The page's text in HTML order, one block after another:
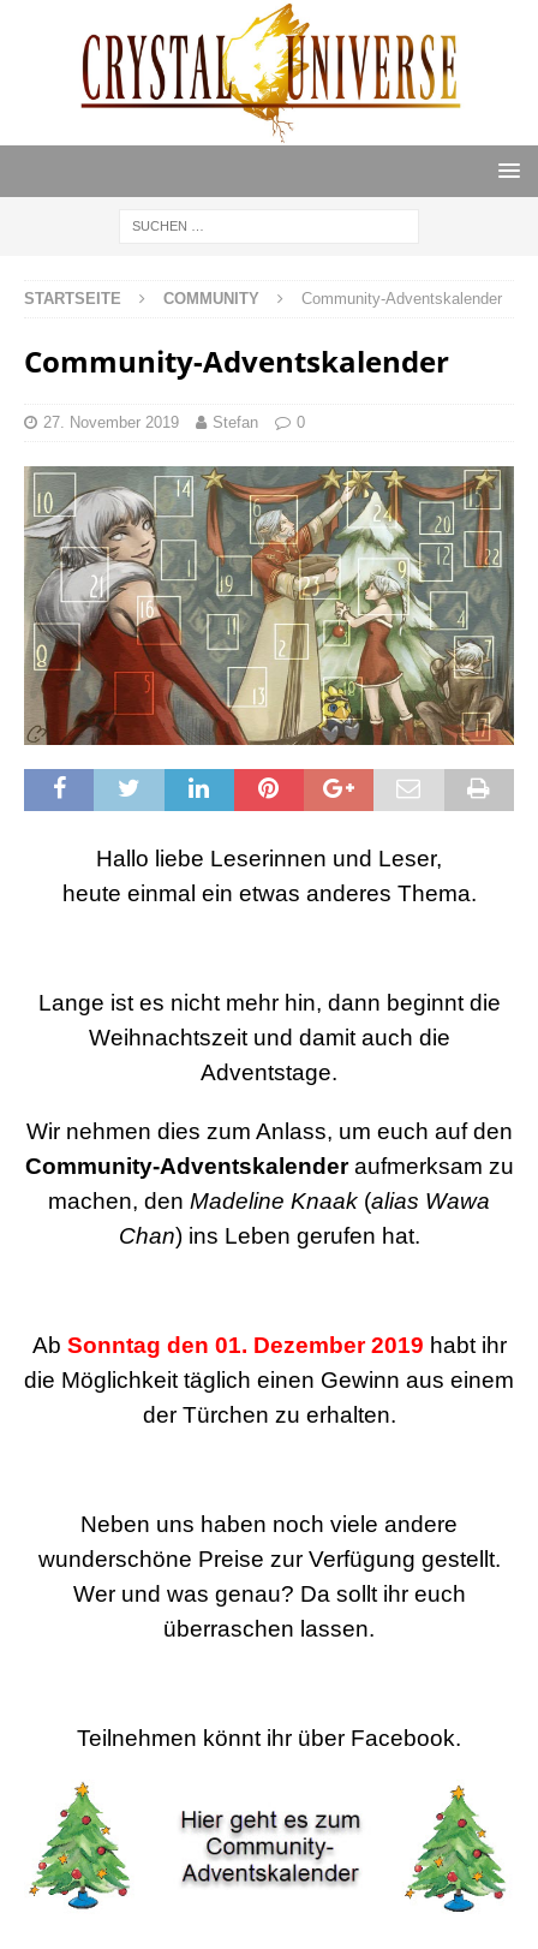
STARTSEITE COMMUNITY Community-Adventskalender
Community-Adventskalender
27. November 2019 Stefan 0
Hallo liebe Leserinnen und Leser,
heute einmal ein etwas anderes Thema.
Lange ist es nicht mehr hin, dann beginnt die
Weihnachtszeit und damit auch die
Adventstage.
Wir nehmen dies zum Anlass, um euch auf den
Community-Adventskalenderaufmerksam zu
machen, den Madeline Knaak (alias Wawa
Chan) ins Leben gerufen hat.
Ab Sonntag den 01. Dezember 2019 habt ihr
die Möglichkeit täglich einen Gewinn aus einem
der Türchen zu erhalten.
Neben uns haben noch viele andere
wunderschöne Preise zur Verfügung gestellt.
Wer und was genau? Da sollt ihr euch
überraschen lassen.
Teilnehmen könnt ihr über Facebook.